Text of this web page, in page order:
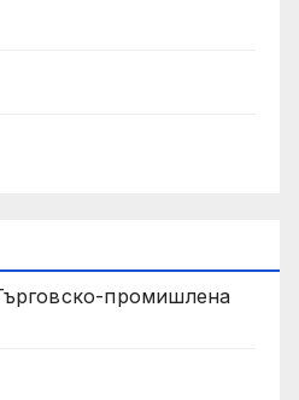
промишлена